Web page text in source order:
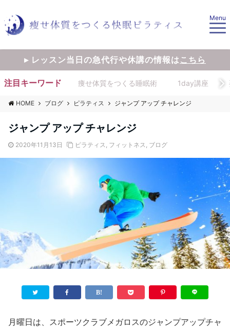
Menu
▸ レッスン当日の急代行や休講の情報はこちら
注目キーワード 痩せ体質をつくる睡眠術 1day講座
HOME ブログ ピラティス ジャンプ アップ チャレンジ
ジャンプ アップ チャレンジ
2020年11月13日 ピラティス, フィットネス, ブログ
月曜日は、スポーツクラブメガロスのジャンプアップチャ